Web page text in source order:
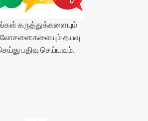
கருத்துக்களையும்
தயவு
பதிவு செய்யவும்.